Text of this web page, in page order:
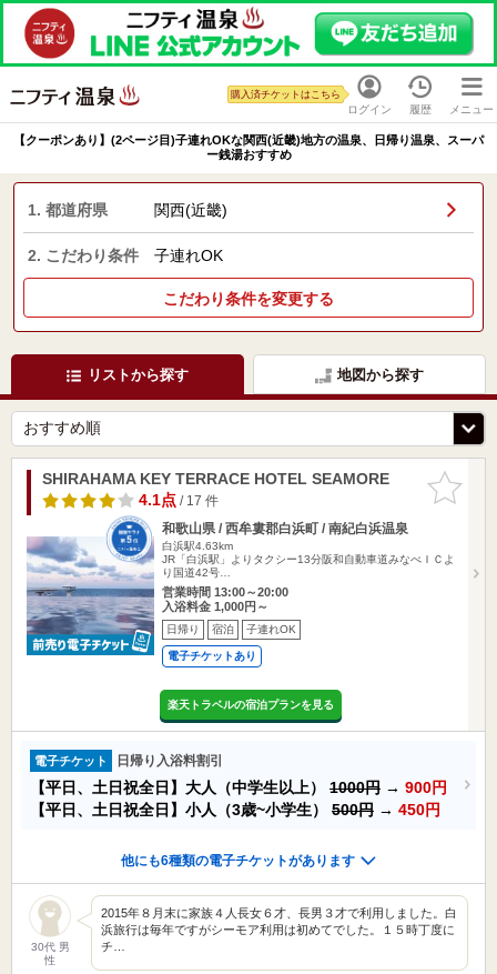
ログイン
購入済チケットはこちら
履歴 メニュー
【クーポンあり】(2ページ目)子連れOKな関西(近畿)地方の温泉、日帰り温泉、スーパ
ー銭湯おすすめ
1. 都道府県 関西(近畿)
2. こだわり条件 子連れOK
こだわり条件を変更する
リストから探す 地図から探す
お気に入
りに追加
SHIRAHAMA KEY TERRACE HOTEL SEAMORE
4.1点/ 17 件
和歌山県 / 西牟婁郡白浜町 / 南紀白浜温泉
白浜駅4.63km
JR「白浜駅」よりタクシー13分阪和自動車道みなべＩＣよ
り国道42号…
営業時間 13:00～20:00
入浴料金 1,000円～
日帰り 宿泊 子連れOK
電子チケットあり
楽天トラベルの宿泊プランを見る
電子チケット 日帰り入浴料割引
【平日、土日祝全日】大人（中学生以上） 1000円 → 900円
【平日、土日祝全日】小人（3歳~小学生） 500円 → 450円
他にも6種類の電子チケットがあります
30代 男
性
2015年８月末に家族４人長女６才、長男３才で利用しました。白
浜旅行は毎年ですがシーモア利用は初めてでした。１５時丁度に
チ…